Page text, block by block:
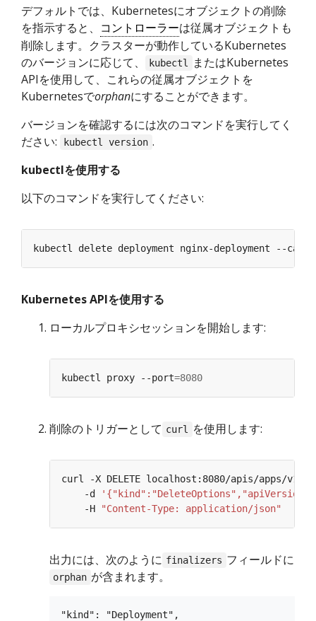
デフォルトでは、Kubernetesにオブジェクトの削除
を指示すると、 コントローラーは従属オブジェクトも
削除します。クラスターが動作しているKubernetes
のバージョンに応じて、
kubectl
またはKubernetes
APIを使用して、これらの従属オブジェクトを
Kubernetesでorphanにすることができます。
バージョンを確認するには次のコマンドを実行してく
ださい:
kubectl version .
kubectlを使用する
以下のコマンドを実行してください:
kubectl delete deployment nginx-deployment --
Kubernetes APIを使用する
ローカルプロキシセッションを開始します:
kubectl proxy --port=8080
削除のトリガーとして curl を使用します:
curl -X DELETE localhost:8080/apis/apps/v1/
    -d
    -H
"Content-Type: application/json"
出力には、次のように finalizers フィールドに
orphan が含まれます。
"kind": "Deployment",